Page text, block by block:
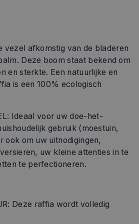
vezel afkomstig van de bladeren
Deze boom staat bekend om
en sterkte. Een natuurlijke en
is een 100% ecologisch
Ideaal voor uw doe-het-
gebruik (moestuin,
ook om uw uitnodigingen,
uw kleine attenties in te
te perfectioneren.
Deze raffia wordt volledig